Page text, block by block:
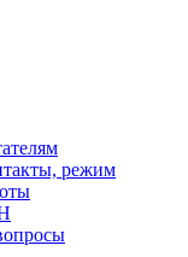
режим